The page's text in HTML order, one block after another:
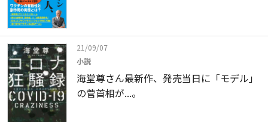
21/09/07
小説
海堂尊さん最新作、発売当日に「モデル」
の菅首相が...。